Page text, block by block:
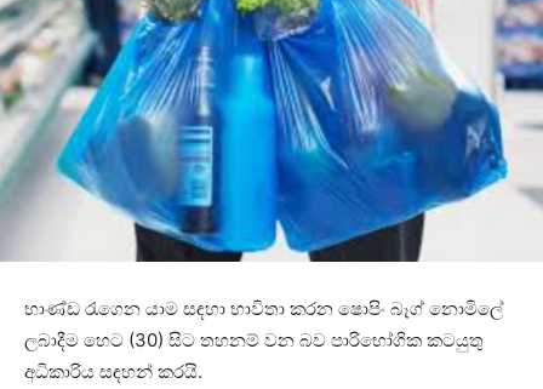
භාණ්ඩ රැගෙන යාම සඳහා භාවිතා කරන ෂොපිං බෑග් නොමිලේ
ලබාදීම හෙට (30) සිට තහනම් වන බව පාරිභෝගික කටයුතු
අධිකාරිය සඳහන් කරයි.